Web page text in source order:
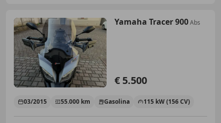
Yamaha Tracer 900Abs
€ 5.500
03/2015 55.000 km Gasolina 115 kW (156 CV)